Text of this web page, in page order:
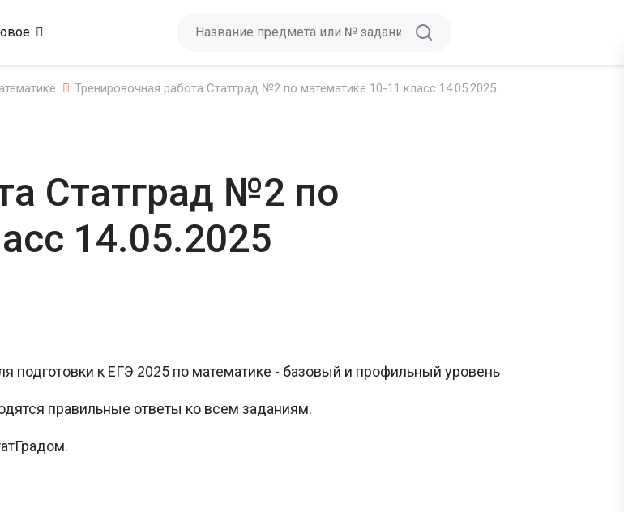
Тренировочная работа Статград №2 по математике 10-11 класс 14.05.2025
Статград №2 по
14.05.2025
подготовки к ЕГЭ 2025 по математике - базовый и профильный уровень
правильные ответы ко всем заданиям.